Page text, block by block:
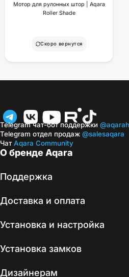
Мотор для рулонных штор | Aqara
Roller Shade
Скоро вернутся
О бренде Aqara
Поддержка
Доставка и оплата
Установка и настройка
Установка замков
Дизайнерам
Telegram чат-бот поддержки
Telegram отдел продаж @salesaqara
ЧатAqara Community